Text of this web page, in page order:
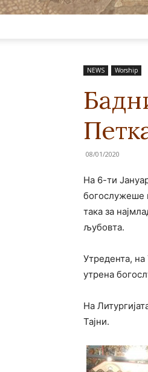
NEWS Worship
08/01/2020
На 6-ти
богослужеше
така за
љубовта.
Утредента,
утрена
На
Тајни.